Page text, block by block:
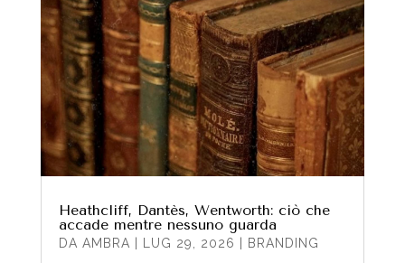
Heathcliff, Dantès, Wentworth: ciò che
accade mentre nessuno guarda
DA AMBRA LUG 29, 2026 BRANDING